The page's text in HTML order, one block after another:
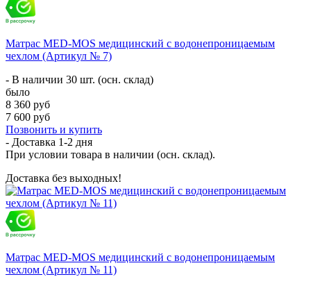
Матрас MED-MOS медицинский с водонепроницаемым
чехлом (Артикул № 7)
- В наличии 30 шт. (осн. склад)
было
8 360 руб
7 600 руб
Позвонить и купить
- Доставка 1-2 дня
При условии товара в наличии (осн. склад).
Доставка без выходных!
Матрас MED-MOS медицинский с водонепроницаемым
чехлом (Артикул № 11)